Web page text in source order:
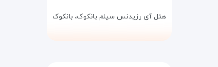
هتل آی رزیدنس سیلم بانکوک، بانکوک